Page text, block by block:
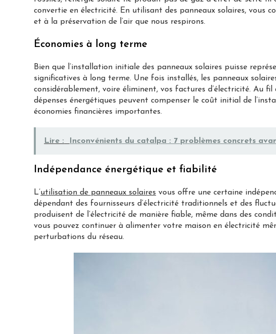
convertie en électricité. En utilisant des panneaux solaires, vous
et à la préservation de l’air que nous respirons.
Économies à long terme
Bien que l’installation initiale des panneaux solaires puisse
significatives à long terme. Une fois installés, les panneaux
considérablement, voire éliminent, vos factures d’électricité. Au fil
dépenses énergétiques peuvent compenser le coût initial de
économies financières importantes.
Lire : Inconvénients du catalpa : 7 problèmes concrets
Indépendance énergétique et fiabilité
L’utilisation de panneaux solaires vous offre une certaine
dépendant des fournisseurs d’électricité traditionnels et des
produisent de l’électricité de manière fiable, même dans des
vous pouvez continuer à alimenter votre maison en électricité
perturbations du réseau.